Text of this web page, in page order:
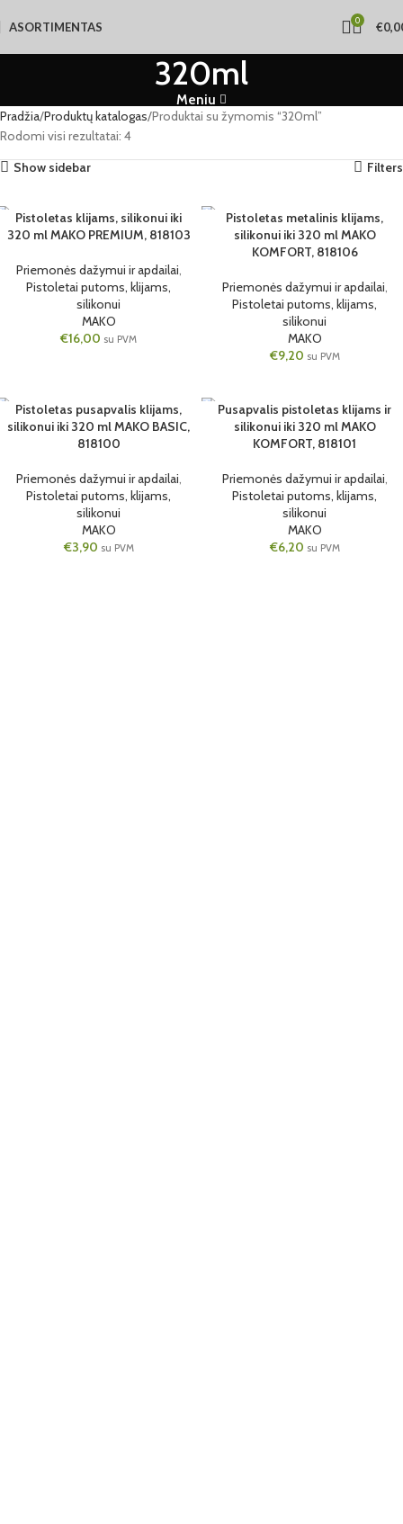
ASORTIMENTAS 0 €
320ml
Meniu
Pradžia Produktų katalogas Produktai su žymomis “320ml”
Rodomi visi rezultatai: 4
Show sidebar
Filters
1 VNT.
Pistoletas klijams, silikonui iki
320 ml MAKO PREMIUM, 818103
Priemonės dažymui ir apdailai,
Pistoletai putoms, klijams,
silikonui
MAKO
€16,00 su PVM
Pistoletas metalinis klijams,
silikonui iki 320 ml MAKO
KOMFORT, 818106
Priemonės dažymui ir apdailai,
Pistoletai putoms, klijams,
silikonui
MAKO
€9,20 su PVM
320ML
Pistoletas pusapvalis klijams,
silikonui iki 320 ml MAKO BASIC,
818100
Priemonės dažymui ir apdailai,
Pistoletai putoms, klijams,
silikonui
MAKO
€3,90 su PVM
Pusapvalis pistoletas klijams ir
silikonui iki 320 ml MAKO
KOMFORT, 818101
Priemonės dažymui ir apdailai,
Pistoletai putoms, klijams,
silikonui
MAKO
€6,20 su PVM